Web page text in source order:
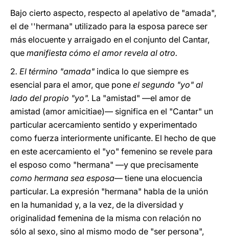
Bajo cierto aspecto, respecto al apelativo de "amada",
el de ''hermana" utilizado para la esposa parece ser
más elocuente y arraigado en el conjunto del Cantar,
que manifiesta cómo el amor revela al otro.
2. El término "amada" indica lo que siempre es
esencial para el amor, que pone el segundo "yo" al
lado del propio "yo". La "amistad" —el amor de
amistad (amor amicitiae)— significa en el "Cantar" un
particular acercamiento sentido y experimentado
como fuerza interiormente unificante. El hecho de que
en este acercamiento el "yo" femenino se revele para
el esposo como "hermana" —y que precisamente
como hermana sea esposa— tiene una elocuencia
particular. La expresión "hermana" habla de la unión
en la humanidad y, a la vez, de la diversidad y
originalidad femenina de la misma con relación no
sólo al sexo, sino al mismo modo de "ser persona",